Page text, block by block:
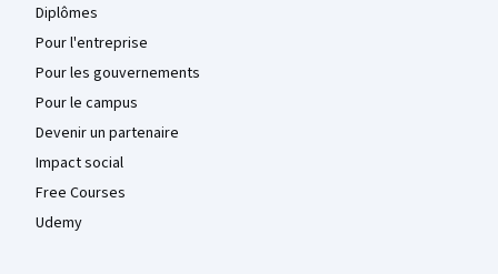
Diplômes
Pour l'entreprise
Pour les gouvernements
Pour le campus
Devenir un partenaire
Impact social
Free Courses
Udemy